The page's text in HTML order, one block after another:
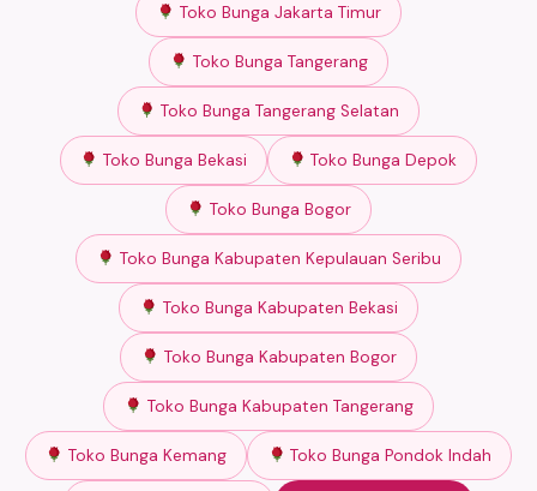
Toko Bunga Jakarta Timur
Toko Bunga Tangerang
Toko Bunga Tangerang Selatan
Toko Bunga Bekasi Toko Bunga Depok
Toko Bunga Bogor
Toko Bunga Kabupaten Kepulauan Seribu
Toko Bunga Kabupaten Bekasi
Toko Bunga Kabupaten Bogor
Toko Bunga Kabupaten Tangerang
Toko Bunga Kemang Toko Bunga Pondok Indah